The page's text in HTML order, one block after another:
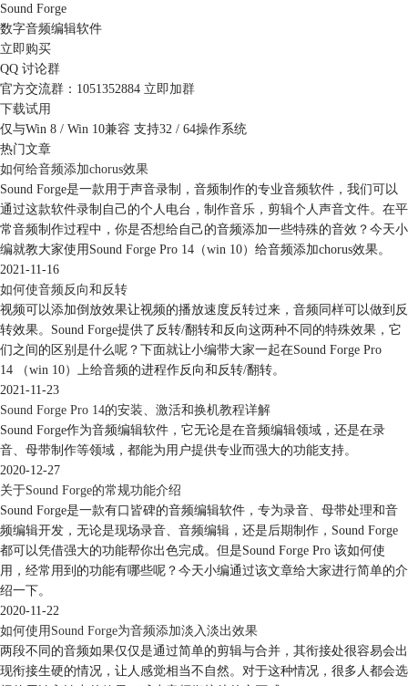
第二步：设置转换后参数
如图3所示，将选项卡转到Save（保存），点击箭头②所示的添加保存选
项，即可对于转换后的文件参数进行设置。
点击后可以看到如图4所示，三个不同的方框对应不同种类的设置。
方框①设置转换后的文件格式，即此次操作的主要目的，点击下拉三角可
以看到有许多常用的音频文件格式，大家可以根据自己的需求进行选择。
格式下方的Tamplate（模板）还可以对于音频文件进行进一步的设置，此
处不做赘述。
方框②可以设置转换后的文件名，可以重新命名或者选择与源文件保持一
致。
方框③可以设置保存路径，可以重新选择保存路径或者选择与源文件一
致。
设置完成后点击确定。
Sound Forge
数字音频编辑软件
立即购买
QQ 讨论群
官方交流群：1051352884 立即加群
下载试用
仅与Win 8 / Win 10兼容 支持32 / 64操作系统
热门文章
如何给音频添加chorus效果
Sound Forge是一款用于声音录制，音频制作的专业音频软件，我们可以
通过这款软件录制自己的个人电台，制作音乐，剪辑个人声音文件。在平
常音频制作过程中，你是否想给自己的音频添加一些特殊的音效？今天小
编就教大家使用Sound Forge Pro 14（win 10）给音频添加chorus效果。
2021-11-16
如何使音频反向和反转
视频可以添加倒放效果让视频的播放速度反转过来，音频同样可以做到反
转效果。Sound Forge提供了反转/翻转和反向这两种不同的特殊效果，它
们之间的区别是什么呢？下面就让小编带大家一起在Sound Forge Pro
14 （win 10）上给音频的进程作反向和反转/翻转。
2021-11-23
Sound Forge Pro 14的安装、激活和换机教程详解
Sound Forge作为音频编辑软件，它无论是在音频编辑领域，还是在录
音、母带制作等领域，都能为用户提供专业而强大的功能支持。
2020-12-27
关于Sound Forge的常规功能介绍
Sound Forge是一款有口皆碑的音频编辑软件，专为录音、母带处理和音
频编辑开发，无论是现场录音、音频编辑，还是后期制作，Sound Forge
都可以凭借强大的功能帮你出色完成。但是Sound Forge Pro 该如何使
用，经常用到的功能有哪些呢？今天小编通过该文章给大家进行简单的介
绍一下。
2020-11-22
如何使用Sound Forge为音频添加淡入淡出效果
两段不同的音频如果仅仅是通过简单的剪辑与合并，其衔接处很容易会出
现衔接生硬的情况，让人感觉相当不自然。对于这种情况，很多人都会选